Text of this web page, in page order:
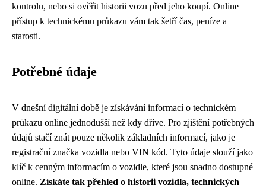
kontrolu, nebo si ověřit historii vozu před jeho koupí. Online
přístup k technickému průkazu vám tak šetří čas, peníze a
starosti.
Potřebné údaje
V dnešní digitální době je získávání informací o technickém
průkazu online jednodušší než kdy dříve. Pro zjištění potřebných
údajů stačí znát pouze několik základních informací, jako je
registrační značka vozidla nebo VIN kód. Tyto údaje slouží jako
klíč k cenným informacím o vozidle, které jsou snadno dostupné
online. Získáte tak přehled o historii vozidla, technických